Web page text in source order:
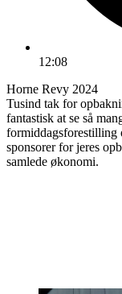
12:08
Horne Revy 2024
Tusind tak for
fantastisk at se så
formiddagsforestilling
sponsorer for jeres
samlede økonomi.